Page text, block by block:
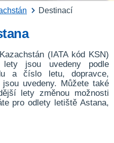
Destinací
(IATA kód KSN)
jsou uvedeny podle
a číslo letu, dopravce,
uvedeny. Můžete také
lety změnou možnosti
pro odlety letiště Astana,